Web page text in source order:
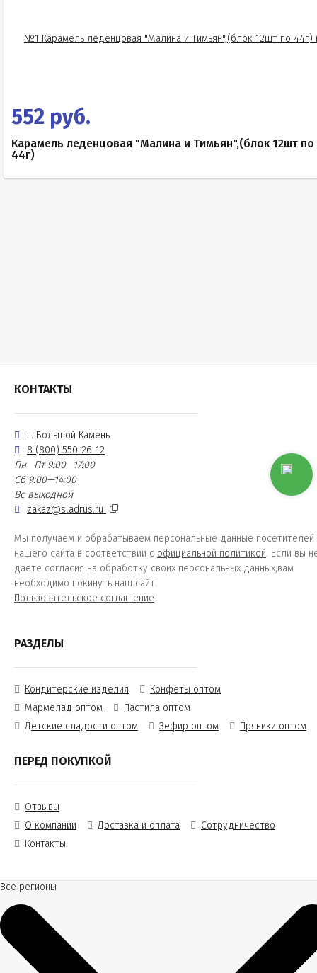
552 руб.
Карамель леденцовая "Малина и Тимьян",(блок 12шт по
44г)
КОНТАКТЫ
г. Большой Камень
8 (800) 550-26-12
Пн—Пт 9:00—17:00
Сб 9:00—14:00
Вс выходной
zakaz@sladrus.ru
Мы получаем и обрабатываем персональные данные посетителей
нашего сайта в соответствии с официальной политикой. Если вы
даете согласия на обработку своих персональных данных,вам
необходимо покинуть наш сайт.
Пользовательское соглашение
РАЗДЕЛЫ
Кондитерские изделия
Конфеты оптом
Мармелад оптом
Пастила оптом
Детские сладости оптом
Зефир оптом Пряники оптом
ПЕРЕД ПОКУПКОЙ
Отзывы
О компании
Доставка и оплата
Сотрудничество
Контакты
Все регионы